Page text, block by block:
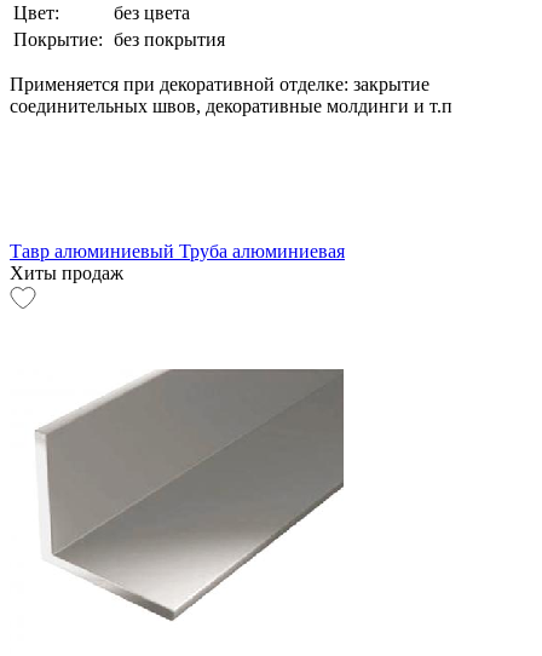
Цвет:
без цвета
Покрытие: без покрытия
Применяется при декоративной отделке: закрытие
соединительных швов, декоративные молдинги и т.п
Тавр алюминиевый Труба алюминиевая
Хиты продаж